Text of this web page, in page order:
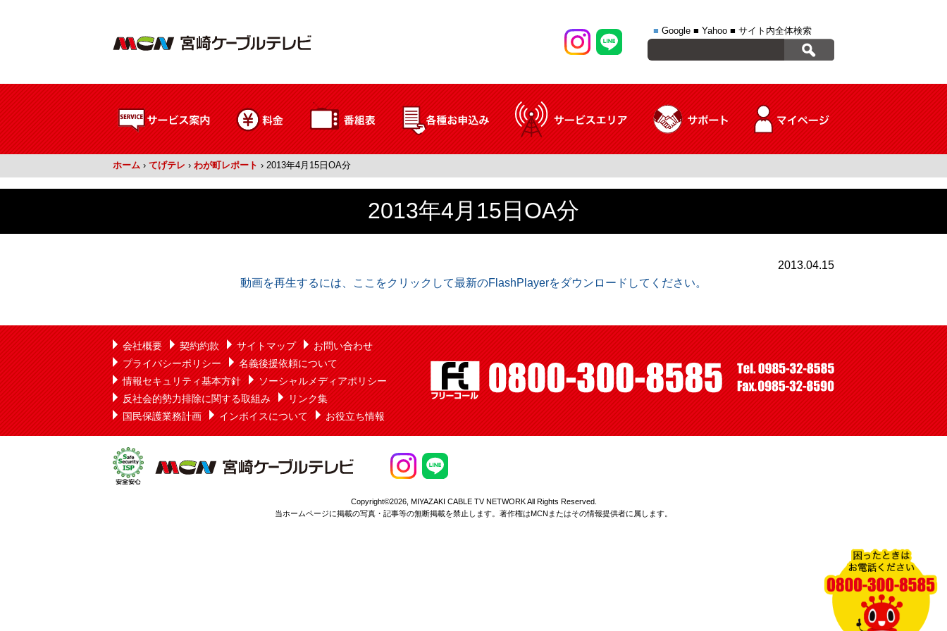
■ Google ■ Yahoo ■ サイト内全体検索
ホーム › てげテレ › わが町レポート › 2013年4月15日OA分
2013年4月15日OA分
2013.04.15
動画を再生するには、ここをクリックして最新のFlashPlayerをダウンロードしてください。
会社概要 契約約款 サイトマップ
お問い合わせ
プライバシーポリシー
名義後援依頼について
情報セキュリティ基本方針
ソーシャルメディアポリシー
反社会的勢力排除に関する取組み
リンク集
国民保護業務計画
インボイスについて お役立ち情報
Copyright©2026, MIYAZAKI CABLE TV NETWORK All Rights Reserved.
当ホームページに掲載の写真・記事等の無断掲載を禁止します。著作権はMCNまたはその情報提供者に属します。